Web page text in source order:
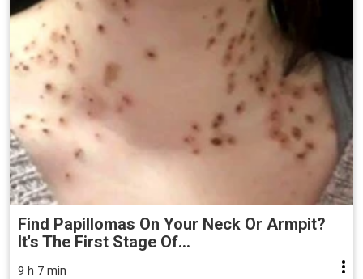
Find Papillomas On Your Neck Or Armpit?
It's The First Stage Of...
9 h 7 min